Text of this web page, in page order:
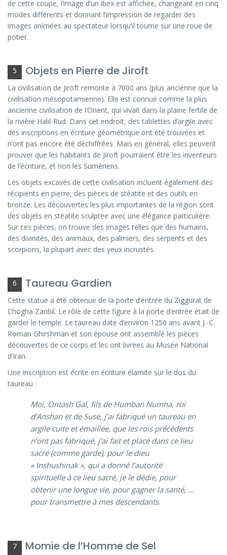
de cette coupe, l’image d’un ibex est affichée, changeant en cinq
modes différents et donnant l’impression de regarder des
images animées au spectateur lorsqu’il tourne sur une roue de
potier.
5 Objets en Pierre de Jiroft
La civilisation de Jiroft remonte à 7000 ans (plus ancienne que la
civilisation mésopotamienne). Elle est connue comme la plus
ancienne civilisation de l’Orient, qui vivait dans la plaine fertile de
la rivière Halil-Rud. Dans cet endroit, des tablettes d’argile avec
des inscriptions en écriture géométrique ont été trouvées et
n’ont pas encore été déchiffrées. Mais en général, elles peuvent
prouver que les habitants de Jiroft pourraient être les inventeurs
de l’écriture, et non les Sumériens.
Les objets excavés de cette civilisation incluent également des
récipients en pierre, des pièces de stéatite et des outils en
bronze. Les découvertes les plus importantes de la région sont
des objets en stéatite sculptée avec une élégance particulière.
Sur ces pièces, on trouve des images telles que des humains,
des divinités, des animaux, des palmiers, des serpents et des
scorpions, la plupart avec des yeux incrustés.
6 Taureau Gardien
Cette statue a été obtenue de la porte d’entrée du Ziggurat de
Chogha Zanbil. Le rôle de cette figure à la porte d’entrée était de
garder le temple. Le taureau date d’environ 1250 ans avant J.-C.
Roman Ghirshman et son épouse ont assemblé les pièces
découvertes de ce corps et les ont livrées au Musée National
d’Iran.
Une inscription est écrite en écriture élamite sur le dos du
taureau :
Moi, Ontash Gal, fils de Humban Numna, roi
d’Anshan et de Suse, j’ai fabriqué un taureau en
argile cuite et émaillée, que les rois précédents
n’ont pas fabriqué, j’ai fait et placé dans ce lieu
sacré (comme garde), pour le dieu
« Inshushinak », qui a donné l’autorité
spirituelle à ce lieu sacré, je le dédie, pour
obtenir une longue vie, pour gagner la santé, …
pour transmettre à mes descendants.
7 Momie de l’Homme de Sel